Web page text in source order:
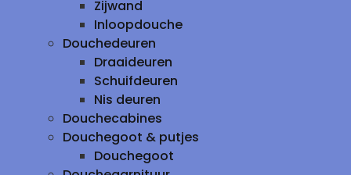
Zijwand
Inloopdouche
Douchedeuren
Draaideuren
Schuifdeuren
Nis deuren
Douchecabines
Douchegoot & putjes
Douchegoot